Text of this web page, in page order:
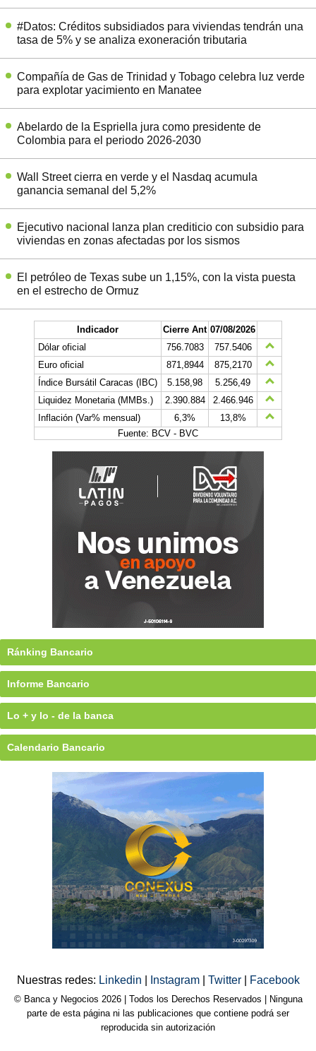
#Datos: Créditos subsidiados para viviendas tendrán una
tasa de 5% y se analiza exoneración tributaria
Compañía de Gas de Trinidad y Tobago celebra luz verde
para explotar yacimiento en Manatee
Abelardo de la Espriella jura como presidente de
Colombia para el periodo 2026-2030
Wall Street cierra en verde y el Nasdaq acumula
ganancia semanal del 5,2%
Ejecutivo nacional lanza plan crediticio con subsidio para
viviendas en zonas afectadas por los sismos
El petróleo de Texas sube un 1,15%, con la vista puesta
en el estrecho de Ormuz
Indicador Cierre Ant 07/08/2026
Dólar oficial
756.7083
757.5406
Euro oficial
871,8944
875,2170
Índice Bursátil Caracas (IBC)
5.158,98
5.256,49
Liquidez Monetaria (MMBs.)
2.390.884
2.466.946
Inflación (Var% mensual)
6,3%
13,8%
Fuente: BCV - BVC
Ránking Bancario
Informe Bancario
Lo + y lo - de la banca
Calendario Bancario
Nuestras redes: Linkedin Instagram Twitter Facebook
© Banca y Negocios 2026 | Todos los Derechos Reservados | Ninguna
parte de esta página ni las publicaciones que contiene podrá ser
reproducida sin autorización